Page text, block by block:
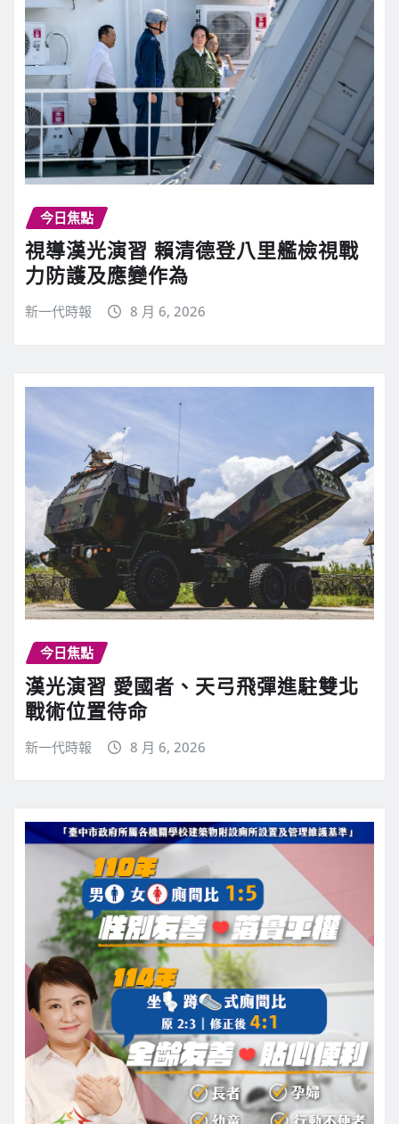
今日焦點
視導漢光演習 賴清德登八里艦檢視戰
力防護及應變作為
新一代時報 8 月 6, 2026
今日焦點
漢光演習 愛國者、天弓飛彈進駐雙北
戰術位置待命
新一代時報 8 月 6, 2026